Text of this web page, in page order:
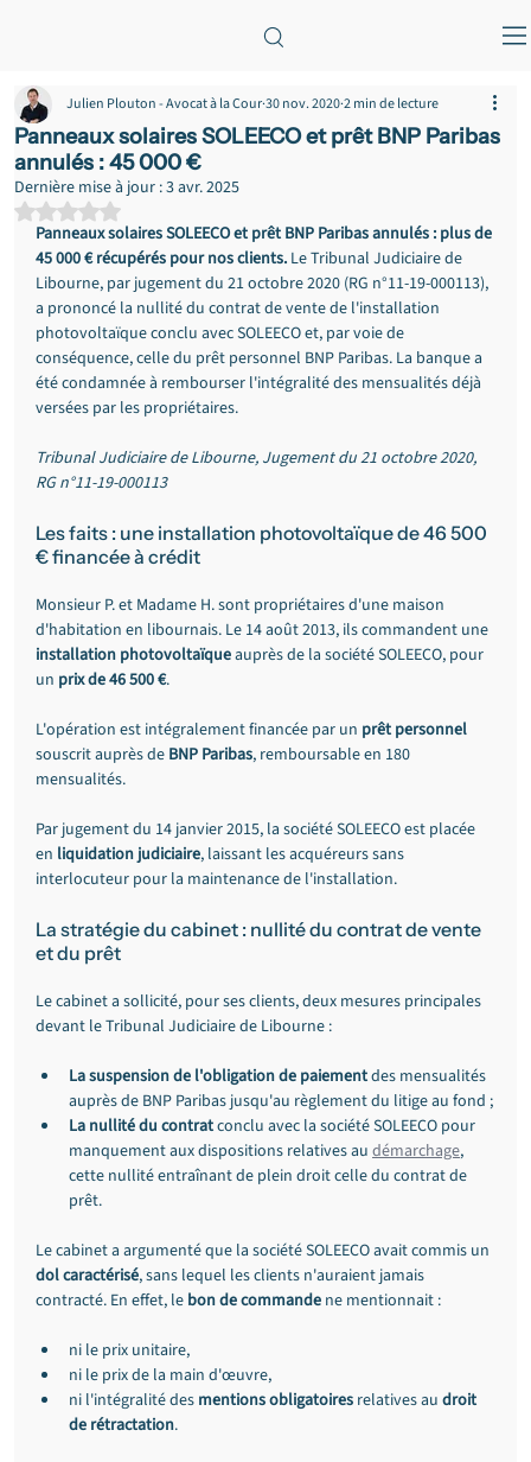
Panneaux solaires SOLEECO et prêt BNP Paribas
annulés : 45 000 €
Julien Plouton - Avocat à la Cour30 nov. 20202 min de lecture
Dernière mise à jour :3 avr. 2025
Noté NaN étoiles sur 5.
Panneaux solaires SOLEECO et prêt BNP Paribas annulés : plus de
45 000 € récupérés pour nos clients. Le Tribunal Judiciaire de
Libourne, par jugement du 21 octobre 2020 (RG n°11-19-000113),
a prononcé la nullité du contrat de vente de l'installation
photovoltaïque conclu avec SOLEECO et, par voie de
conséquence, celle du prêt personnel BNP Paribas. La banque a
été condamnée à rembourser l'intégralité des mensualités déjà
versées par les propriétaires.
Tribunal Judiciaire de Libourne, Jugement du 21 octobre 2020,
RG n°11-19-000113
Les faits : une installation photovoltaïque de 46 500
€ financée à crédit
Monsieur P. et Madame H. sont propriétaires d'une maison
d'habitation en libournais. Le 14 août 2013, ils commandent une
installation photovoltaïque auprès de la société SOLEECO, pour
un prix de 46 500 €.
L'opération est intégralement financée par un prêt personnel
souscrit auprès de BNP Paribas, remboursable en 180
mensualités.
Par jugement du 14 janvier 2015, la société SOLEECO est placée
en liquidation judiciaire, laissant les acquéreurs sans
interlocuteur pour la maintenance de l'installation.
La stratégie du cabinet : nullité du contrat de vente
et du prêt
Le cabinet a sollicité, pour ses clients, deux mesures principales
devant le Tribunal Judiciaire de Libourne :
La suspension de l'obligation de paiement des mensualités
auprès de BNP Paribas jusqu'au règlement du litige au fond ;
La nullité du contrat conclu avec la société SOLEECO pour
manquement aux dispositions relatives au démarchage,
cette nullité entraînant de plein droit celle du contrat de
prêt.
Le cabinet a argumenté que la société SOLEECO avait commis un
dol caractérisé, sans lequel les clients n'auraient jamais
contracté. En effet, le bon de commande ne mentionnait :
ni le prix unitaire,
ni le prix de la main d'œuvre,
ni l'intégralité des mentions obligatoires relatives au droit
de rétractation.